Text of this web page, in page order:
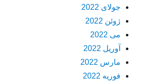
جولای 2022
ژوئن 2022
می 2022
آوریل 2022
مارس 2022
فوریه 2022